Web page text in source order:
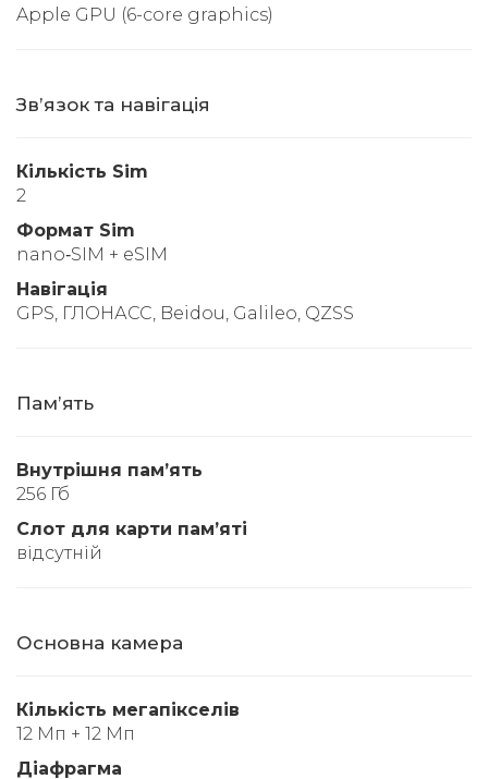
Apple GPU (6-core graphics)
Звʼязок та навігація
Кількість Sim
2
Формат Sim
nano‑SIM + eSIM
Навігація
GPS, ГЛОНАСС, Beidou, Galileo, QZSS
Памʼять
Внутрішня памʼять
256 Гб
Слот для карти памʼяті
відсутній
Основна камера
Кількість мегапікселів
12 Мп + 12 Мп
Діафрагма